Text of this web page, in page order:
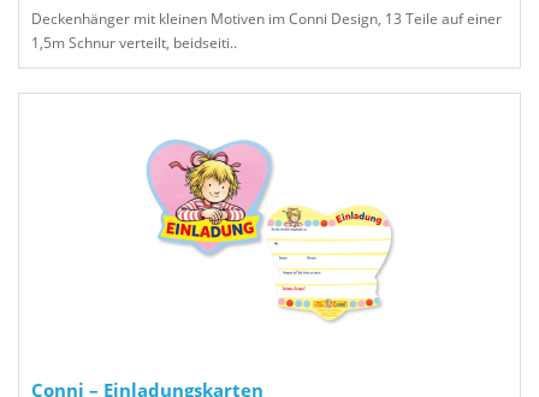
Deckenhänger mit kleinen Motiven im Conni Design, 13 Teile auf einer
1,5m Schnur verteilt, beidseiti..
Conni – Einladungskarten